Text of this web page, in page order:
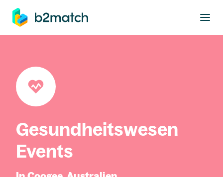
springen
Gesundheitswesen
Events